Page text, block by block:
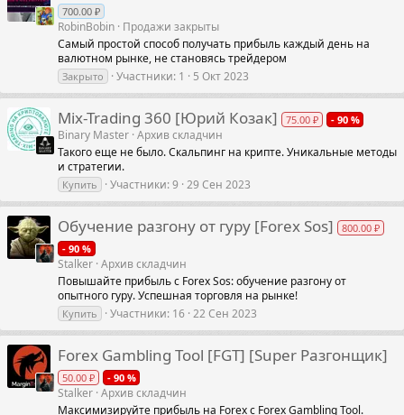
700.00 ₽
RobinBobin Продажи закрыты
Самый простой способ получать прибыль каждый день на
валютном рынке, не становясь трейдером
Закрыто Участники 1 5 Окт 2023
Mix-Trading 360 [Юрий Козак] 75.00 ₽ - 90 %
Binary Master Архив складчин
Такого еще не было. Скальпинг на крипте. Уникальные методы
и стратегии.
Купить Участники 9 29 Сен 2023
Обучение разгону от гуру [Forex Sos]
800.00 ₽
- 90 %
Stalker Архив складчин
Повышайте прибыль с Forex Sos: обучение разгону от
опытного гуру. Успешная торговля на рынке!
Купить Участники 16 22 Сен 2023
Forex Gambling Tool [FGT] [Super Разгонщик]
50.00 ₽ - 90 %
Stalker Архив складчин
Максимизируйте прибыль на Forex с Forex Gambling Tool.